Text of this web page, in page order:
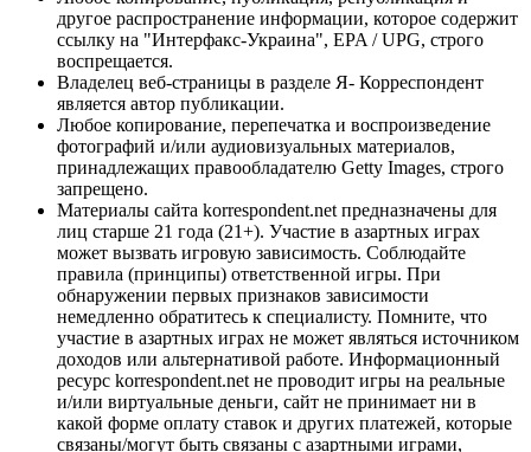
другое распространение информации, которое содержит
ссылку на "Интерфакс-Украина", EPA / UPG, строго
воспрещается.
Владелец веб-страницы в разделе Я- Корреспондент
является автор публикации.
Любое копирование, перепечатка и воспроизведение
фотографий и/или аудиовизуальных материалов,
принадлежащих правообладателю Getty Images, строго
запрещено.
Материалы сайта korrespondent.net предназначены для
лиц старше 21 года (21+). Участие в азартных играх
может вызвать игровую зависимость. Соблюдайте
правила (принципы) ответственной игры. При
обнаружении первых признаков зависимости
немедленно обратитесь к специалисту. Помните, что
участие в азартных играх не может являться источником
доходов или альтернативой работе. Информационный
ресурс korrespondent.net не проводит игры на реальные
и/или виртуальные деньги, сайт не принимает ни в
какой форме оплату ставок и других платежей, которые
связаны/могут быть связаны с азартными играми,